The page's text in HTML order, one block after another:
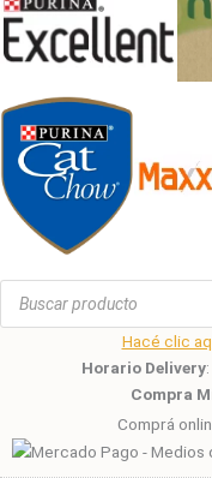
Búsqueda
productos
Hacé clic
Horario Delivery
Compra
Comprá